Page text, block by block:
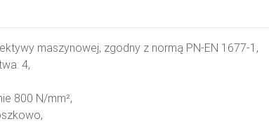
maszynowej, zgodny z normą PN-EN 1677-1,
4,
800 N/mm²,